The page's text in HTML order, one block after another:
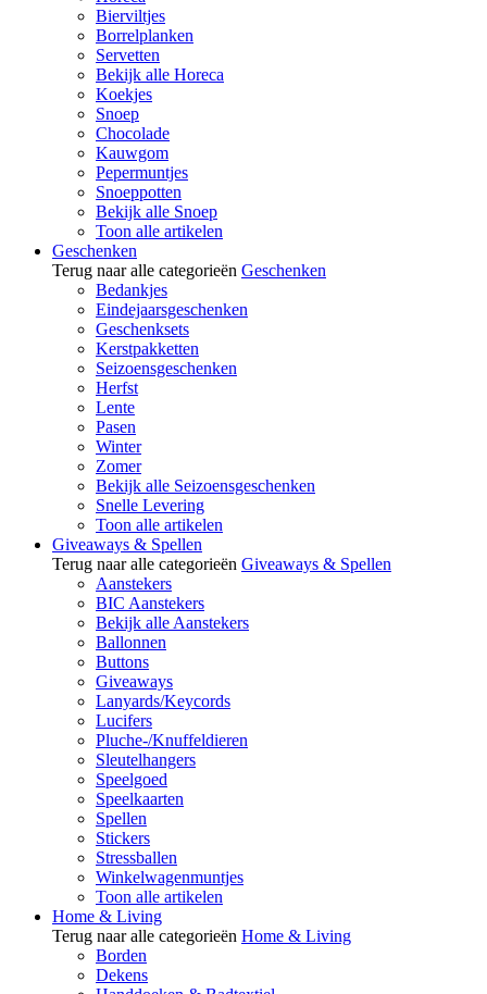
Bierviltjes
Borrelplanken
Servetten
Bekijk alle Horeca
Koekjes
Snoep
Chocolade
Kauwgom
Pepermuntjes
Snoeppotten
Bekijk alle Snoep
Toon alle artikelen
Geschenken
Terug naar alle categorieën Geschenken
Bedankjes
Eindejaarsgeschenken
Geschenksets
Kerstpakketten
Seizoensgeschenken
Herfst
Lente
Pasen
Winter
Zomer
Bekijk alle Seizoensgeschenken
Snelle Levering
Toon alle artikelen
Giveaways & Spellen
Terug naar alle categorieën Giveaways & Spellen
Aanstekers
BIC Aanstekers
Bekijk alle Aanstekers
Ballonnen
Buttons
Giveaways
Lanyards/Keycords
Lucifers
Pluche-/Knuffeldieren
Sleutelhangers
Speelgoed
Speelkaarten
Spellen
Stickers
Stressballen
Winkelwagenmuntjes
Toon alle artikelen
Home & Living
Terug naar alle categorieën Home & Living
Borden
Dekens